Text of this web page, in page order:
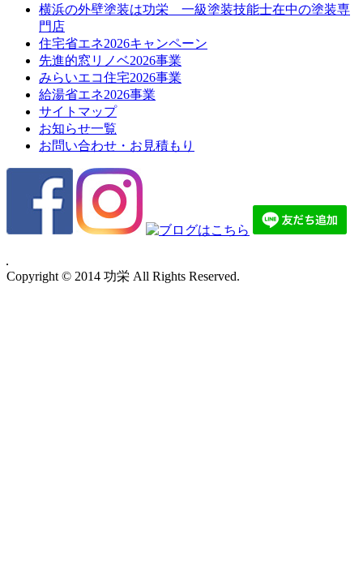
横浜の外壁塗装は功栄 一級塗装技能士在中の塗装専
門店
住宅省エネ2026キャンペーン
先進的窓リノベ2026事業
みらいエコ住宅2026事業
給湯省エネ2026事業
サイトマップ
お知らせ一覧
お問い合わせ・お見積もり
Copyright © 2014 功栄 All Rights Reserved.